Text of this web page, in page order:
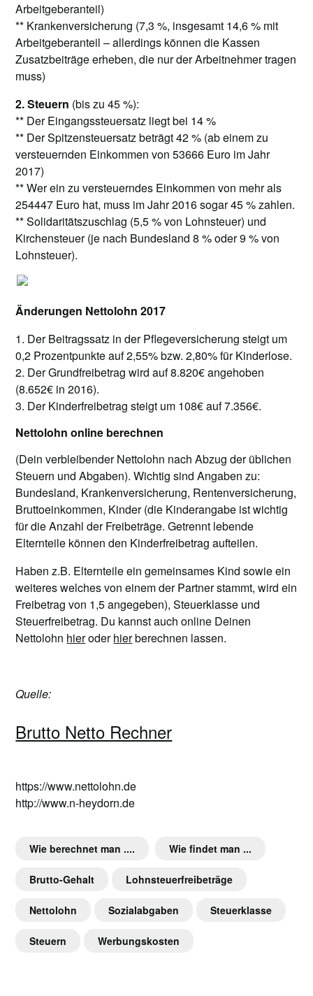
Arbeitgeberanteil)
** Krankenversicherung (7,3 %, insgesamt 14,6 % mit
Arbeitgeberanteil – allerdings können die Kassen
Zusatzbeiträge erheben, die nur der Arbeitnehmer tragen
muss)
2. Steuern (bis zu 45 %):
** Der Eingangssteuersatz liegt bei 14 %
** Der Spitzensteuersatz beträgt 42 % (ab einem zu
versteuernden Einkommen von 53666 Euro im Jahr
2017)
** Wer ein zu versteuerndes Einkommen von mehr als
254447 Euro hat, muss im Jahr 2016 sogar 45 % zahlen.
** Solidaritätszuschlag (5,5 % von Lohnsteuer) und
Kirchensteuer (je nach Bundesland 8 % oder 9 % von
Lohnsteuer).
Änderungen Nettolohn 2017
1. Der Beitragssatz in der Pflegeversicherung steigt um
0,2 Prozentpunkte auf 2,55% bzw. 2,80% für Kinderlose.
2. Der Grundfreibetrag wird auf 8.820€ angehoben
(8.652€ in 2016).
3. Der Kinderfreibetrag steigt um 108€ auf 7.356€.
Nettolohn online berechnen
(Dein verbleibender Nettolohn nach Abzug der üblichen
Steuern und Abgaben). Wichtig sind Angaben zu:
Bundesland, Krankenversicherung, Rentenversicherung,
Bruttoeinkommen, Kinder (die Kinderangabe ist wichtig
für die Anzahl der Freibeträge. Getrennt lebende
Elternteile können den Kinderfreibetrag aufteilen.
Haben z.B. Elternteile ein gemeinsames Kind sowie ein
weiteres welches von einem der Partner stammt, wird ein
Freibetrag von 1,5 angegeben), Steuerklasse und
Steuerfreibetrag. Du kannst auch online Deinen
Nettolohn hieroderhierberechnen lassen.
Quelle:
Brutto Netto Rechner
https://www.nettolohn.de
http://www.n-heydorn.de
Wie berechnet man .... Wie findet man ...
Brutto-Gehalt Lohnsteuerfreibeträge
Nettolohn Sozialabgaben Steuerklasse
Steuern Werbungskosten